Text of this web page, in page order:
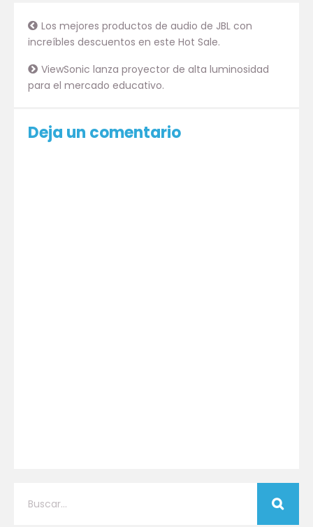
Los mejores productos de audio de JBL con
increíbles descuentos en este Hot Sale.
ViewSonic lanza proyector de alta luminosidad
para el mercado educativo.
Deja un comentario